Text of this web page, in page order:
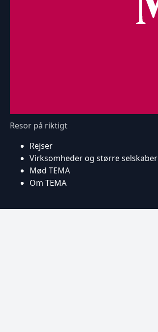
Resor på riktigt
Rejser
Virksomheder og større selskaber
Mød TEMA
Om TEMA